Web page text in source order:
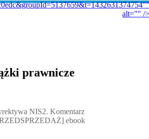
alt="" />
prawnicze
NIS2. Komentarz
ebook